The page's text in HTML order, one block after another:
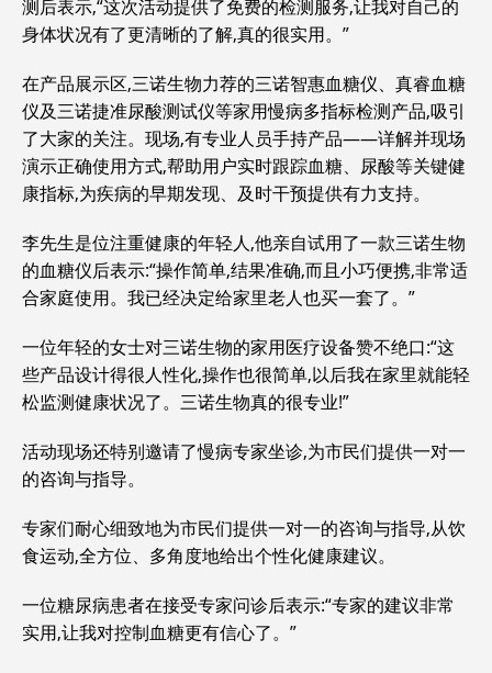
测后表示,“这次活动提供了免费的检测服务,让我对自己的
身体状况有了更清晰的了解,真的很实用。”
在产品展示区,三诺生物力荐的三诺智惠血糖仪、真睿血糖
仪及三诺捷准尿酸测试仪等家用慢病多指标检测产品,吸引
了大家的关注。现场,有专业人员手持产品——详解并现场
演示正确使用方式,帮助用户实时跟踪血糖、尿酸等关键健
康指标,为疾病的早期发现、及时干预提供有力支持。
李先生是位注重健康的年轻人,他亲自试用了一款三诺生物
的血糖仪后表示:“操作简单,结果准确,而且小巧便携,非常适
合家庭使用。我已经决定给家里老人也买一套了。”
一位年轻的女士对三诺生物的家用医疗设备赞不绝口:“这
些产品设计得很人性化,操作也很简单,以后我在家里就能轻
松监测健康状况了。三诺生物真的很专业!”
活动现场还特别邀请了慢病专家坐诊,为市民们提供一对一
的咨询与指导。
专家们耐心细致地为市民们提供一对一的咨询与指导,从饮
食运动,全方位、多角度地给出个性化健康建议。
一位糖尿病患者在接受专家问诊后表示:“专家的建议非常
实用,让我对控制血糖更有信心了。”